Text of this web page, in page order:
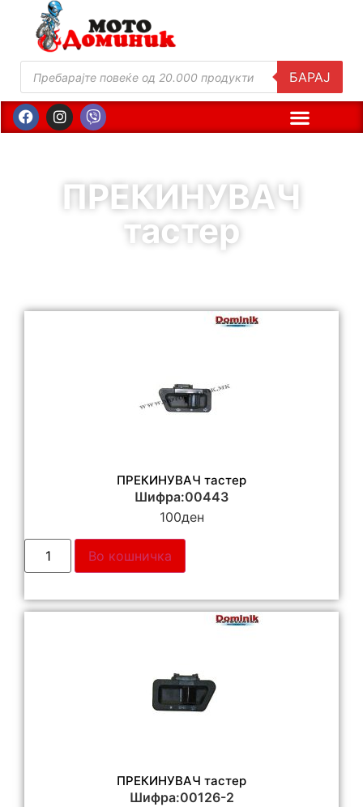
БАРАЈ
ПРЕКИНУВАЧ
тастер
ПРЕКИНУВАЧ тастер
Шифра:00443
100ден
Во кошничка
ПРЕКИНУВАЧ тастер
Шифра:00126-2